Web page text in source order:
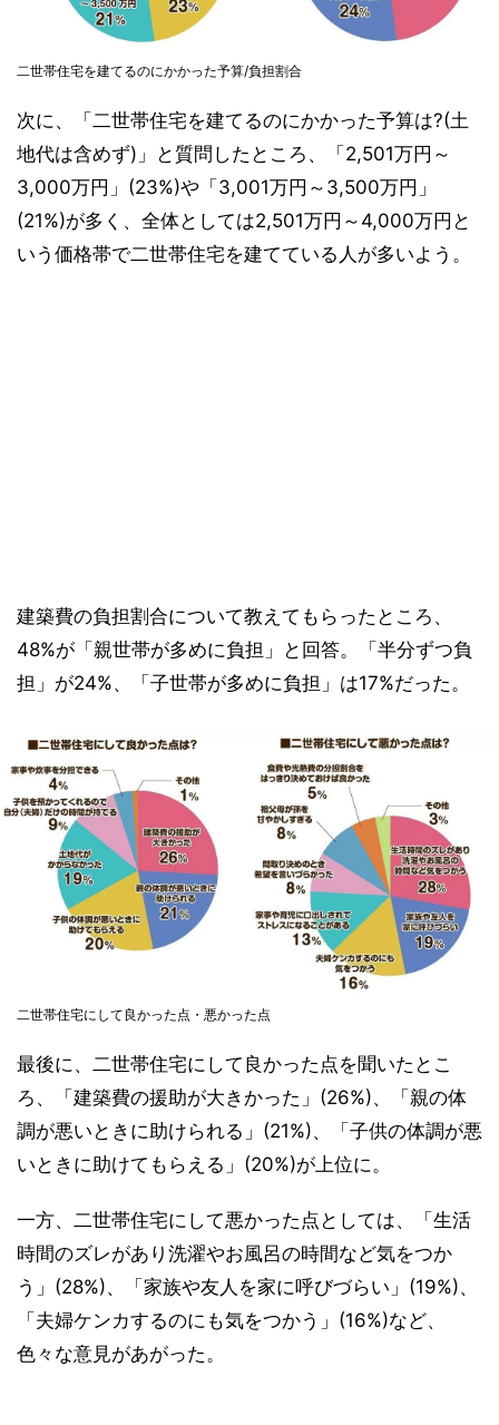
二世帯住宅を建てるのにかかった予算/負担割合
次に、「二世帯住宅を建てるのにかかった予算は?(土
地代は含めず)」と質問したところ、「2,501万円～
3,000万円」(23%)や「3,001万円～3,500万円」
(21%)が多く、全体としては2,501万円～4,000万円と
いう価格帯で二世帯住宅を建てている人が多いよう。
建築費の負担割合について教えてもらったところ、
48%が「親世帯が多めに負担」と回答。「半分ずつ負
担」が24%、「子世帯が多めに負担」は17%だった。
二世帯住宅にして良かった点・悪かった点
最後に、二世帯住宅にして良かった点を聞いたとこ
ろ、「建築費の援助が大きかった」(26%)、「親の体
調が悪いときに助けられる」(21%)、「子供の体調が悪
いときに助けてもらえる」(20%)が上位に。
一方、二世帯住宅にして悪かった点としては、「生活
時間のズレがあり洗濯やお風呂の時間など気をつか
う」(28%)、「家族や友人を家に呼びづらい」(19%)、
「夫婦ケンカするのにも気をつかう」(16%)など、
色々な意見があがった。